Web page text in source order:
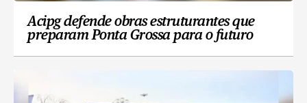
Acipg defende obras estruturantes que
preparam Ponta Grossa para o futuro